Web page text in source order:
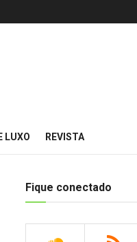
LUXO REVISTA
Fique conectado